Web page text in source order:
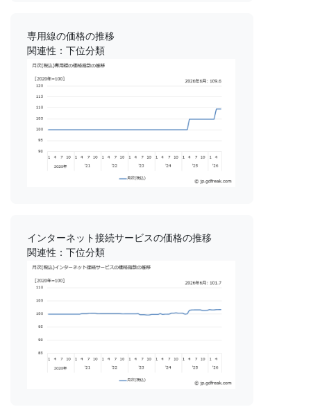
専用線の価格の推移
関連性：下位分類
インターネット接続サービスの価格の推移
関連性：下位分類